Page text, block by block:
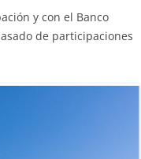
y con el Banco
de participaciones